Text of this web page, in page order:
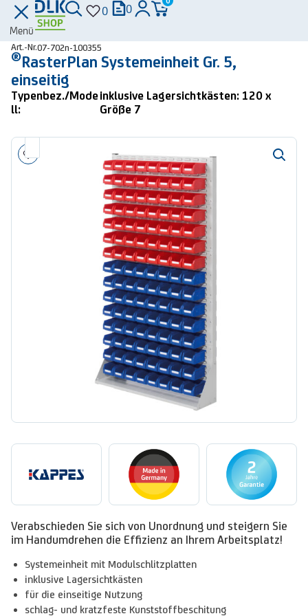
Menü
0 0
Art.-Nr.07-702n-100355
®RasterPlan Systemeinheit Gr. 5,
einseitig
Typenbez./Mode
ll:
inklusive Lagersichtkästen: 120 x
Größe 7
Verabschieden Sie sich von Unordnung und steigern Sie
im Handumdrehen die Effizienz an Ihrem Arbeitsplatz!
Systemeinheit mit Modulschlitzplatten
inklusive Lagersichtkästen
für die einseitige Nutzung
schlag- und kratzfeste Kunststoffbeschitung